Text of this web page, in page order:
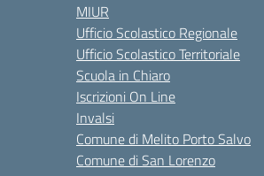
MIUR
Ufficio Scolastico Regionale
Ufficio Scolastico Territoriale
Scuola in Chiaro
Iscrizioni On Line
Invalsi
Comune di Melito Porto Salvo
Comune di San Lorenzo